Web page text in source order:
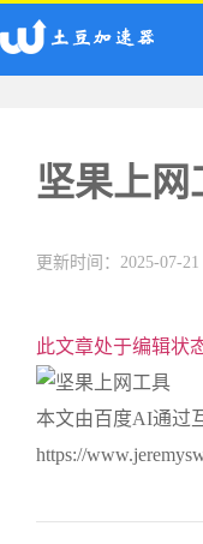
坚果上网
更新时间：2025-07-21
此文章处于编辑状
本文由百度AI通过
https://